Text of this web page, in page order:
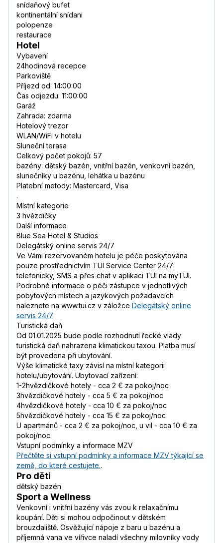
snídaňový bufet
kontinentální snídani
polopenze
restaurace
Hotel
Vybavení
24hodinová recepce
Parkoviště
Příjezd od: 14:00:00
Čas odjezdu: 11:00:00
Garáž
Zahrada: zdarma
Hotelový trezor
WLAN/WiFi v hotelu
Sluneční terasa
Celkový počet pokojů: 57
bazény: dětský bazén, vnitřní bazén, venkovní bazén,
slunečníky u bazénu, lehátka u bazénu
Platební metody: Mastercard, Visa
.
Místní kategorie
3 hvězdičky
Další informace
Blue Sea Hotel & Studios
Delegátský online servis 24/7
Ve Vámi rezervovaném hotelu je péče poskytována
pouze prostřednictvím TUI Service Center 24/7:
telefonicky, SMS a přes chat v aplikaci TUI na myTUI.
Podrobné informace o péči zástupce v jednotlivých
pobytových místech a jazykových požadavcích
naleznete na www.tui.cz v záložce Delegátský online
servis 24/7
Turistická daň
Od 01.01.2025 bude podle rozhodnutí řecké vlády
turistická daň nahrazena klimatickou taxou. Platba musí
být provedena při ubytování.
Výše klimatické taxy závisí na místní kategorii
hotelu/ubytování. Ubytovací zařízení:
1-2hvězdičkové hotely - cca 2 € za pokoj/noc
3hvězdičkové hotely - cca 5 € za pokoj/noc
4hvězdičkové hotely - cca 10 € za pokoj/noc
5hvězdičkové hotely - cca 15 € za pokoj/noc
U apartmánů - cca 2 € za pokoj/noc, u vil - cca 10 € za
pokoj/noc.
Vstupní podmínky a informace MZV
Přečtěte si vstupní podmínky a informace MZV týkající se
země, do které cestujete..
Pro děti
dětský bazén
Sport a Wellness
Venkovní i vnitřní bazény vás zvou k relaxačnímu
koupání. Děti si mohou odpočinout v dětském
brouzdaliště. Osvěžující nápoje z baru u bazénu a
příjemná vana ve vířivce naladí všechny milovníky vody